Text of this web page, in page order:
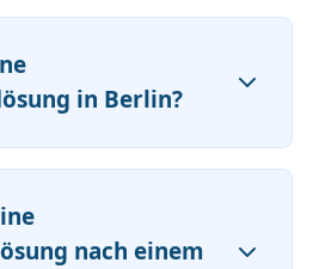
in Berlin?
nach einem